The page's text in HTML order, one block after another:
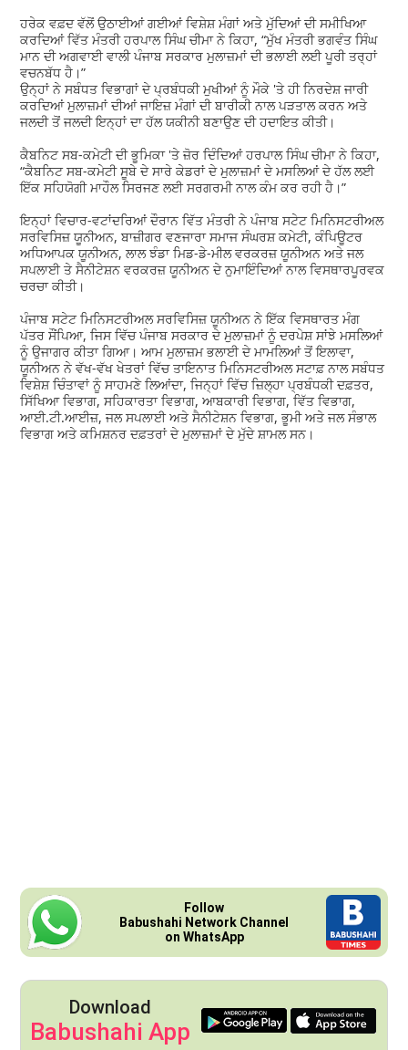
ਹਰੇਕ ਵਫ਼ਦ ਵੱਲੋਂ ਉਠਾਈਆਂ ਗਈਆਂ ਵਿਸ਼ੇਸ਼ ਮੰਗਾਂ ਅਤੇ ਮੁੱਦਿਆਂ ਦੀ ਸਮੀਖਿਆ
ਕਰਦਿਆਂ ਵਿੱਤ ਮੰਤਰੀ ਹਰਪਾਲ ਸਿੰਘ ਚੀਮਾ ਨੇ ਕਿਹਾ, “ਮੁੱਖ ਮੰਤਰੀ ਭਗਵੰਤ ਸਿੰਘ
ਮਾਨ ਦੀ ਅਗਵਾਈ ਵਾਲੀ ਪੰਜਾਬ ਸਰਕਾਰ ਮੁਲਾਜ਼ਮਾਂ ਦੀ ਭਲਾਈ ਲਈ ਪੂਰੀ ਤਰ੍ਹਾਂ
ਵਚਨਬੱਧ ਹੈ।”
ਉਨ੍ਹਾਂ ਨੇ ਸਬੰਧਤ ਵਿਭਾਗਾਂ ਦੇ ਪ੍ਰਬੰਧਕੀ ਮੁਖੀਆਂ ਨੂੰ ਮੌਕੇ 'ਤੇ ਹੀ ਨਿਰਦੇਸ਼ ਜਾਰੀ
ਕਰਦਿਆਂ ਮੁਲਾਜ਼ਮਾਂ ਦੀਆਂ ਜਾਇਜ਼ ਮੰਗਾਂ ਦੀ ਬਾਰੀਕੀ ਨਾਲ ਪੜਤਾਲ ਕਰਨ ਅਤੇ
ਜਲਦੀ ਤੋਂ ਜਲਦੀ ਇਨ੍ਹਾਂ ਦਾ ਹੱਲ ਯਕੀਨੀ ਬਣਾਉਣ ਦੀ ਹਦਾਇਤ ਕੀਤੀ।
ਕੈਬਨਿਟ ਸਬ-ਕਮੇਟੀ ਦੀ ਭੂਮਿਕਾ 'ਤੇ ਜ਼ੋਰ ਦਿੰਦਿਆਂ ਹਰਪਾਲ ਸਿੰਘ ਚੀਮਾ ਨੇ ਕਿਹਾ,
“ਕੈਬਨਿਟ ਸਬ-ਕਮੇਟੀ ਸੂਬੇ ਦੇ ਸਾਰੇ ਕੇਡਰਾਂ ਦੇ ਮੁਲਾਜ਼ਮਾਂ ਦੇ ਮਸਲਿਆਂ ਦੇ ਹੱਲ ਲਈ
ਇੱਕ ਸਹਿਯੋਗੀ ਮਾਹੌਲ ਸਿਰਜਣ ਲਈ ਸਰਗਰਮੀ ਨਾਲ ਕੰਮ ਕਰ ਰਹੀ ਹੈ।”
ਇਨ੍ਹਾਂ ਵਿਚਾਰ-ਵਟਾਂਦਰਿਆਂ ਦੌਰਾਨ ਵਿੱਤ ਮੰਤਰੀ ਨੇ ਪੰਜਾਬ ਸਟੇਟ ਮਿਨਿਸਟਰੀਅਲ
ਸਰਵਿਸਿਜ਼ ਯੂਨੀਅਨ, ਬਾਜ਼ੀਗਰ ਵਣਜਾਰਾ ਸਮਾਜ ਸੰਘਰਸ਼ ਕਮੇਟੀ, ਕੰਪਿਊਟਰ
ਅਧਿਆਪਕ ਯੂਨੀਅਨ, ਲਾਲ ਝੰਡਾ ਮਿਡ-ਡੇ-ਮੀਲ ਵਰਕਰਜ਼ ਯੂਨੀਅਨ ਅਤੇ ਜਲ
ਸਪਲਾਈ ਤੇ ਸੈਨੀਟੇਸ਼ਨ ਵਰਕਰਜ਼ ਯੂਨੀਅਨ ਦੇ ਨੁਮਾਇੰਦਿਆਂ ਨਾਲ ਵਿਸਥਾਰਪੂਰਵਕ
ਚਰਚਾ ਕੀਤੀ।
ਪੰਜਾਬ ਸਟੇਟ ਮਿਨਿਸਟਰੀਅਲ ਸਰਵਿਸਿਜ਼ ਯੂਨੀਅਨ ਨੇ ਇੱਕ ਵਿਸਥਾਰਤ ਮੰਗ
ਪੱਤਰ ਸੌਂਪਿਆ, ਜਿਸ ਵਿੱਚ ਪੰਜਾਬ ਸਰਕਾਰ ਦੇ ਮੁਲਾਜ਼ਮਾਂ ਨੂੰ ਦਰਪੇਸ਼ ਸਾਂਝੇ ਮਸਲਿਆਂ
ਨੂੰ ਉਜਾਗਰ ਕੀਤਾ ਗਿਆ। ਆਮ ਮੁਲਾਜ਼ਮ ਭਲਾਈ ਦੇ ਮਾਮਲਿਆਂ ਤੋਂ ਇਲਾਵਾ,
ਯੂਨੀਅਨ ਨੇ ਵੱਖ-ਵੱਖ ਖੇਤਰਾਂ ਵਿੱਚ ਤਾਇਨਾਤ ਮਿਨਿਸਟਰੀਅਲ ਸਟਾਫ਼ ਨਾਲ ਸਬੰਧਤ
ਵਿਸ਼ੇਸ਼ ਚਿੰਤਾਵਾਂ ਨੂੰ ਸਾਹਮਣੇ ਲਿਆਂਦਾ, ਜਿਨ੍ਹਾਂ ਵਿੱਚ ਜ਼ਿਲ੍ਹਾ ਪ੍ਰਬੰਧਕੀ ਦਫ਼ਤਰ,
ਸਿੱਖਿਆ ਵਿਭਾਗ, ਸਹਿਕਾਰਤਾ ਵਿਭਾਗ, ਆਬਕਾਰੀ ਵਿਭਾਗ, ਵਿੱਤ ਵਿਭਾਗ,
ਆਈ.ਟੀ.ਆਈਜ਼, ਜਲ ਸਪਲਾਈ ਅਤੇ ਸੈਨੀਟੇਸ਼ਨ ਵਿਭਾਗ, ਭੂਮੀ ਅਤੇ ਜਲ ਸੰਭਾਲ
ਵਿਭਾਗ ਅਤੇ ਕਮਿਸ਼ਨਰ ਦਫ਼ਤਰਾਂ ਦੇ ਮੁਲਾਜ਼ਮਾਂ ਦੇ ਮੁੱਦੇ ਸ਼ਾਮਲ ਸਨ।
Follow
Babushahi Network Channel
on WhatsApp
Download
Babushahi App